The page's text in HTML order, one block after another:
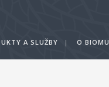
A SLUŽBY | O BIOMU